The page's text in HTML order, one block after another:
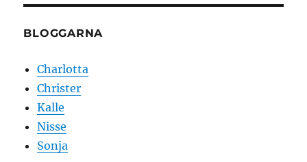
BLOGGARNA
Charlotta
Christer
Kalle
Nisse
Sonja